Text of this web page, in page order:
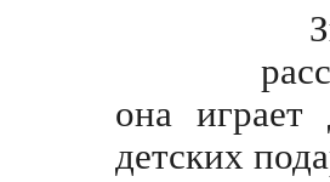
она
детских